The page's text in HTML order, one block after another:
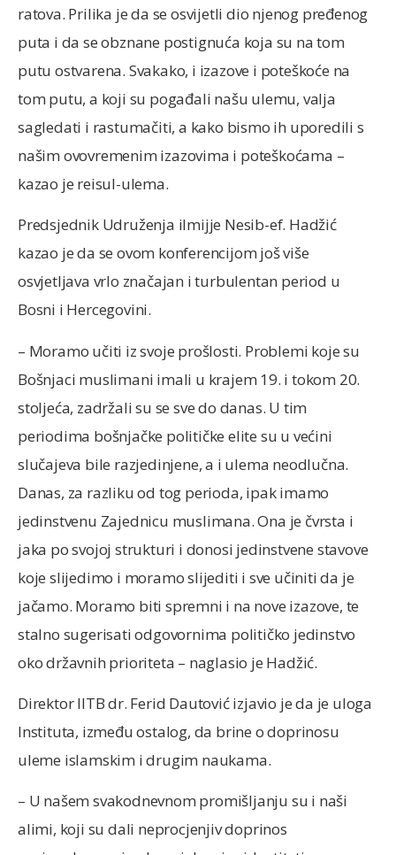
ratova. Prilika je da se osvijetli dio njenog pređenog
puta i da se obznane postignuća koja su na tom
putu ostvarena. Svakako, i izazove i poteškoće na
tom putu, a koji su pogađali našu ulemu, valja
sagledati i rastumačiti, a kako bismo ih uporedili s
našim ovovremenim izazovima i poteškoćama –
kazao je reisul-ulema.
Predsjednik Udruženja ilmijje Nesib-ef. Hadžić
kazao je da se ovom konferencijom još više
osvjetljava vrlo značajan i turbulentan period u
Bosni i Hercegovini.
– Moramo učiti iz svoje prošlosti. Problemi koje su
Bošnjaci muslimani imali u krajem 19. i tokom 20.
stoljeća, zadržali su se sve do danas. U tim
periodima bošnjačke političke elite su u većini
slučajeva bile razjedinjene, a i ulema neodlučna.
Danas, za razliku od tog perioda, ipak imamo
jedinstvenu Zajednicu muslimana. Ona je čvrsta i
jaka po svojoj strukturi i donosi jedinstvene stavove
koje slijedimo i moramo slijediti i sve učiniti da je
jačamo. Moramo biti spremni i na nove izazove, te
stalno sugerisati odgovornima političko jedinstvo
oko državnih prioriteta – naglasio je Hadžić.
Direktor IITB dr. Ferid Dautović izjavio je da je uloga
Instituta, između ostalog, da brine o doprinosu
uleme islamskim i drugim naukama.
– U našem svakodnevnom promišljanju su i naši
alimi, koji su dali neprocjenjiv doprinos